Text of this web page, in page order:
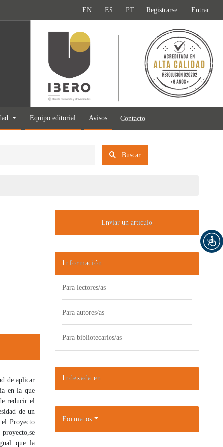
EN ES PT Registrarse Entrar
Equipo editorial Avisos Contacto
Buscar
de aplicar
en la que
reducir el
de un
el Proyecto
proyecto,se
que la
Enviar un artículo
Información
Para lectores/as
Para autores/as
Para bibliotecarios/as
Indexada en:
Formatos